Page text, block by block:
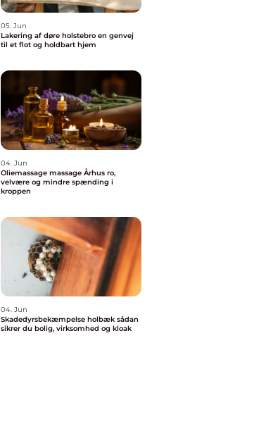
05. Jun
Lakering af døre holstebro en genvej
til et flot og holdbart hjem
04. Jun
Oliemassage massage Århus ro,
velvære og mindre spænding i
kroppen
04. Jun
Skadedyrsbekæmpelse holbæk sådan
sikrer du bolig, virksomhed og kloak